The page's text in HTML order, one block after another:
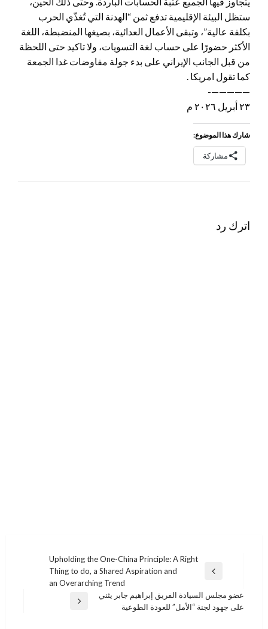
ستظل البيئة الإقليمية تدفع ثمن “الهدنة التي تُغذّي الحرب
بكلفة عالية”، وتبقى الأعمال العدائية، بصيغها المنضبطة، اللغة
الأكثر حضورًا على حساب لغة التسويات، ولا تاكيد حتى اللحظة
من قبل الجانب الإيراني على بدء جولة مفاوضات غدا الجمعة
كما تقول امريكا .
—————-
٢٣ أبريل ٢٠٢٦ م
شارك هذا الموضوع:
مشاركة
اترك رد
المقالات
المقالة
Upholding the One-China Principle: A Right
Thing to do, a Shared Aspiration and
an Overarching Trend
المقالة
​عضو مجلس السيادة الفريق إبراهيم جابر يثني
على جهود لجنة “الأمل” للعودة الطوعية